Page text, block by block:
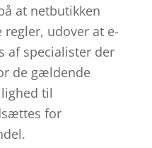
at netbutikken
udover at e-
af specialister der
de gældende
til
for